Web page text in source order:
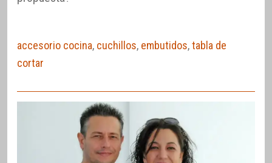
accesorio cocina, cuchillos, embutidos,tabla de
cortar